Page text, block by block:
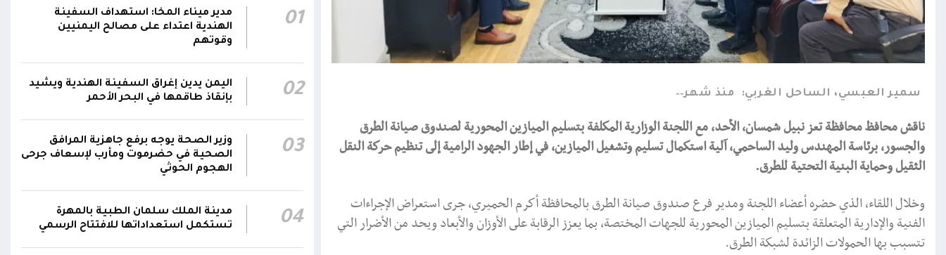
سمير العبسي، الساحل الغربي: منذ شهر
ناقش محافظ محافظة تعز نبيل شمسان، الأحد، مع اللجنة الوزارية المكلفة بتسليم الميازين المحورية لصندوق صيانة الطرق
والجسور، برئاسة المهندس وليد الساحمي، آلية استكمال تسليم وتشغيل الميازين، في إطار الجهود الرامية إلى تنظيم حركة النقل
الثقيل وحماية البنية التحتية للطرق.
وخلال اللقاء، الذي حضره أعضاء اللجنة ومدير فرع صندوق صيانة الطرق بالمحافظة أكرم الحميري، جرى استعراض الإجراءات
الفنية والإدارية المتعلقة بتسليم الميازين المحورية للجهات المختصة، بما يعزز الرقابة على الأوزان والأبعاد ويحد من الأضرار التي
تتسبب بها الحمولات الزائدة لشبكة الطرق.
02:03
أبطال الجيش استشهدوا في هجوم حوثي
بالصواريخ الباليستية والمسيرات.. وتؤكد: الرد
سيكون رادعاً واستعادة الدولة مستمرة
00:42
نجران جراء اعتداءات حوثية بالمقذوفات على
الأعيان المدنية
نائب رئيس مجلس القيادة الفريق أول ركن طارق
صالح: جرائم الحوثي لن تثني القوات المسلحة عن
أداء واجبها الوطني واستعادة الدولة وعاصمتها
صنعاء
01
مدير ميناء المخا: استهداف السفينة
الهندية اعتداء على مصالح اليمنيين
وقوتهم
02
اليمن يدين إغراق السفينة الهندية ويشيد
بإنقاذ طاقمها في البحر الأحمر
03
وزير الصحة يوجه برفع جاهزية المرافق
الصحية في حضرموت ومأرب لإسعاف جرحى
الهجوم الحوثي
04
مدينة الملك سلمان الطبية بالمهرة
تستكمل استعداداتها للافتتاح الرسمي